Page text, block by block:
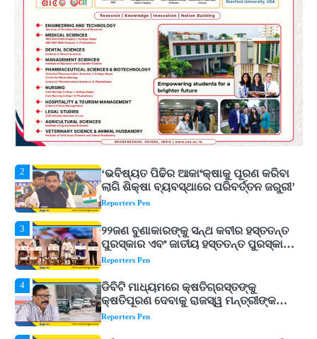
ଓଡ଼ିଶା ଫୁଡ୍ ପ୍ରୋ ୨୦୨୬ : ୪୩,୪୩୭ କୋଟି
ଟଙ୍କାର ନିବେଶ ପ୍ରସ୍ତାବ ହାସଲ
ଘରର ବାସ୍ତୁଦୋଷ ଦୂର କରିବ ଲିଲି ଫୁଲ!
Reporters Pen
2
‘ଭବିଷ୍ୟତ ପିଢିର ଆକାଂକ୍ଷାକୁ ପୂରଣ କରିବା
ଲାଗି ଶିକ୍ଷା ବ୍ୟବସ୍ଥାରେ ପରିବର୍ତ୍ତନ ଜରୁରୀ’
3
୨୨ଜଣ ବୁଣାକାରଙ୍କୁ ସନ୍ଥ କବୀର ହସ୍ତତନ୍ତ
ପୁରସ୍କାର ଏବଂ ଜାତୀୟ ହସ୍ତତନ୍ତ ପୁରସ୍କାର
ପ୍ରଦାନ, ଓଡ଼ିଶାରୁ ୨ ଜଣଙ୍କୁ ମିଳିଲା
Reporters Pen
4
ଡିବିଟି ମାଧ୍ୟମରେ କ୍ଷତିଗ୍ରସ୍ତଙ୍କୁ
କ୍ଷତିପୂରଣ ଦେବାକୁ ରାଜସ୍ୱ ମନ୍ତ୍ରୀଙ୍କ
ନିର୍ଦ୍ଦେଶ
Reporters Pen
5
ଓଡ଼ିଶା ଫୁଡ୍ ପ୍ରୋ ୨୦୨୬ : ୪୩,୪୩୭ କୋଟି
ଟଙ୍କାର ନିବେଶ ପ୍ରସ୍ତାବ ହାସଲ
Reporters Pen